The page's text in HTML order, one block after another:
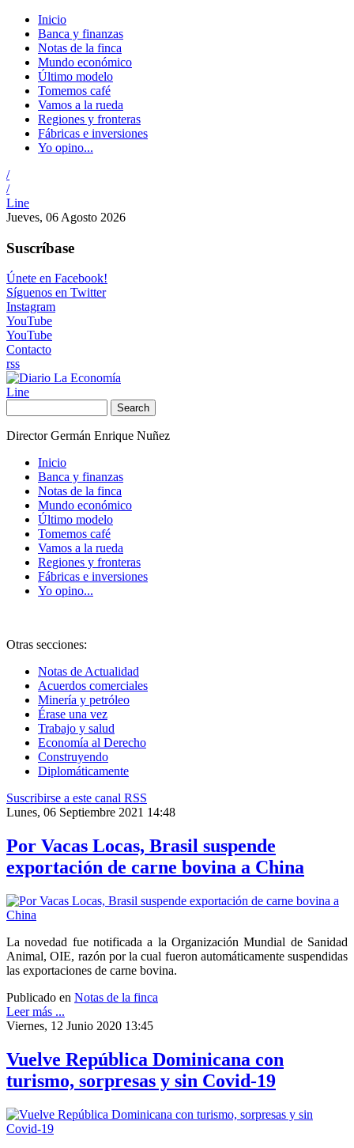
Inicio
Banca y finanzas
Notas de la finca
Mundo económico
Último modelo
Tomemos café
Vamos a la rueda
Regiones y fronteras
Fábricas e inversiones
Yo opino...
/
/
Line
Jueves, 06 Agosto 2026
Suscríbase
Únete en Facebook!
Síguenos en Twitter
Instagram
YouTube
YouTube
Contacto
rss
Line
Search
Director Germán Enrique Nuñez
Inicio
Banca y finanzas
Notas de la finca
Mundo económico
Último modelo
Tomemos café
Vamos a la rueda
Regiones y fronteras
Fábricas e inversiones
Yo opino...
Otras secciones:
Notas de Actualidad
Acuerdos comerciales
Minería y petróleo
Érase una vez
Trabajo y salud
Economía al Derecho
Construyendo
Diplomáticamente
Suscribirse a este canal RSS
Lunes, 06 Septiembre 2021 14:48
Por Vacas Locas, Brasil suspende
exportación de carne bovina a China
La novedad fue notificada a la Organización Mundial de Sanidad
Animal, OIE, razón por la cual fueron automáticamente suspendidas
las exportaciones de carne bovina.
Publicado en Notas de la finca
Leer más ...
Viernes, 12 Junio 2020 13:45
Vuelve República Dominicana con
turismo, sorpresas y sin Covid-19